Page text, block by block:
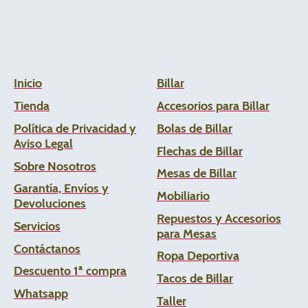
Inicio
Tienda
Política de Privacidad y
Aviso Legal
Sobre Nosotros
Garantía, Envíos y
Devoluciones
Servicios
Contáctanos
Descuento 1ª compra
Whatsapp
Billar
Accesorios para Billar
Bolas de Billar
Flechas de Billar
Mesas de Billar
Mobiliario
Repuestos y Accesorios
para Mesas
Ropa Deportiva
Tacos de Billar
Taller